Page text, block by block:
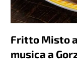
Fritto Misto
musica a